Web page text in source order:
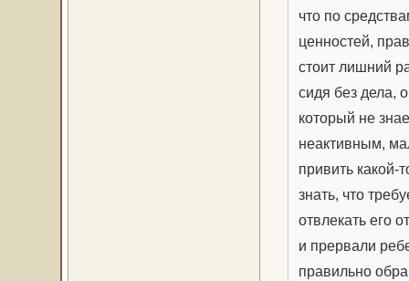
что по
ценностей,
стоит лишний
сидя без дела,
который не
неактивным,
привить какой-
знать, что
отвлекать его
и прервали
правильно